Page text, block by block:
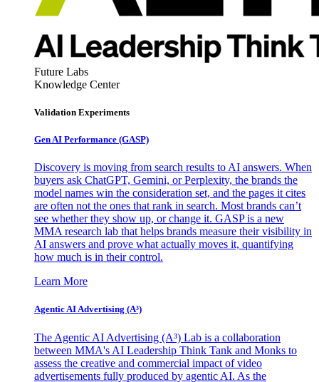
Future Labs
Knowledge Center
Validation Experiments
Gen AI Performance (GASP)
Discovery is moving from search results to AI answers. When
buyers ask ChatGPT, Gemini, or Perplexity, the brands the
model names win the consideration set, and the pages it cites
are often not the ones that rank in search. Most brands can’t
see whether they show up, or change it. GASP is a new
MMA research lab that helps brands measure their visibility in
AI answers and prove what actually moves it, quantifying
how much is in their control.
Learn More
Agentic AI Advertising (A³)
The Agentic AI Advertising (A³) Lab is a collaboration
between MMA's AI Leadership Think Tank and Monks to
assess the creative and commercial impact of video
advertisements fully produced by agentic AI. As the